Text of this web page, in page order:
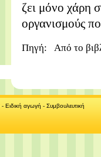
ζει μόνο χάρη
οργανισμούς
Πηγή: Από το
αγωγή - Συμβουλευτική